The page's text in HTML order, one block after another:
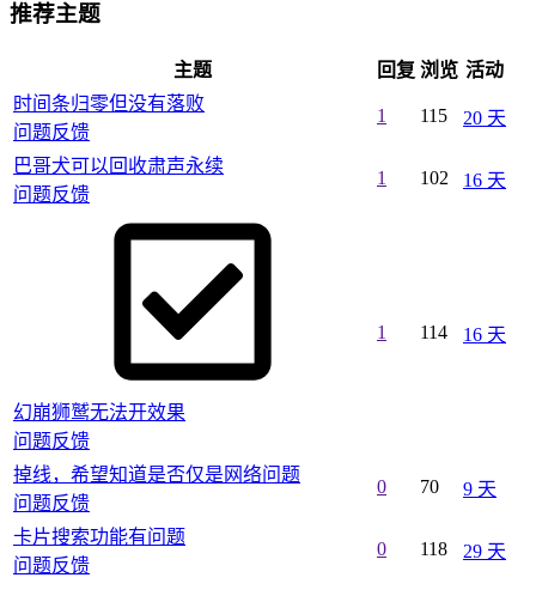
推荐主题
主题 回复 浏览 活动
时间条归零但没有落败
问题反馈
1 115 20 天
巴哥犬可以回收肃声永续
问题反馈
1 102 16 天
幻崩狮鹫无法开效果
问题反馈
1 114 16 天
掉线，希望知道是否仅是网络问题
问题反馈
0 70 9 天
卡片搜索功能有问题
问题反馈
0 118 29 天